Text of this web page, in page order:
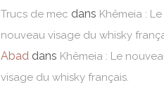
Trucs de mec dans Khêmeia : Le
nouveau visage du whisky
Abad dans Khêmeia : Le
visage du whisky français.